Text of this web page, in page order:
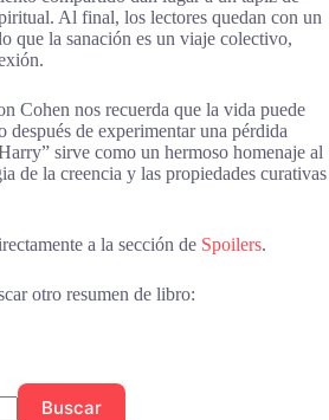
Al final, los lectores quedan con un
que la sanación es un viaje colectivo,
Cohen nos recuerda que la vida puede
después de experimentar una pérdida
sirve como un hermoso homenaje al
de la creencia y las propiedades curativas
a la sección de Spoilers.
otro resumen de libro:
Buscar